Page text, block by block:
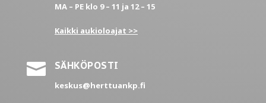
MA – PEklo 9 – 11 ja 12 – 15
Kaikki aukioloajat >>
 SÄHKÖPOSTI
keskus@herttuankp.fi